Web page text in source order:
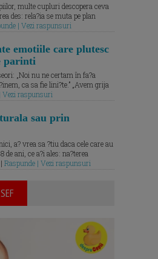
multe cupluri descopera ceva
des: rela?ia se muta pe plan
| Vezi raspunsuri
emotiile care plutesc
parinti
„Noi nu ne certam în fa?a
ca sa fie lini?te.” „Avem grija
Vezi raspunsuri
sau prin
a? vrea sa ?tiu daca cele care au
de ani, ce a?i ales: na?terea
Raspunde | Vezi raspunsuri